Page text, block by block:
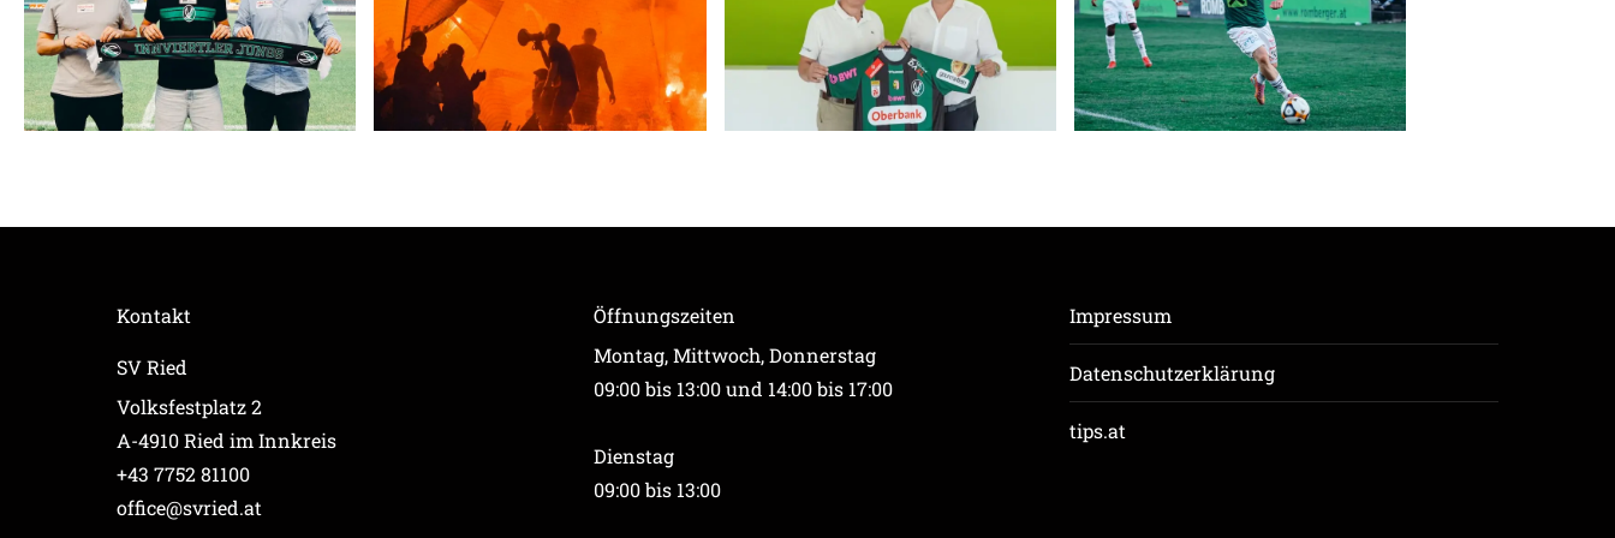
Kontakt
SV Ried
Volksfestplatz 2
A-4910 Ried im Innkreis
+43 7752 81100
office@svried.at
Öffnungszeiten
Montag, Mittwoch, Donnerstag
09:00 bis 13:00 und 14:00 bis 17:00
Dienstag
09:00 bis 13:00
Impressum
Datenschutzerklärung
tips.at